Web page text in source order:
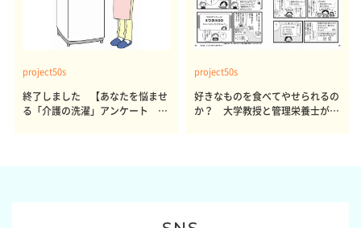
project50s
終了しました 【あなたを悩ませ
る「介護の洗濯」アンケート 体
project50s
好きなものを食べてやせられるの
か？ 大学教授と管理栄養士が出